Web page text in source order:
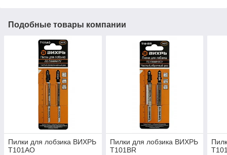
Подобные товары компании
Пилки для лобзика ВИХРЬ
Т101АО
Пилки для лобзика ВИХРЬ
Т101ВR